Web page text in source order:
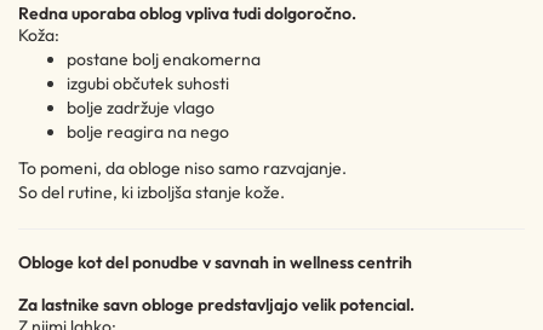
Redna uporaba oblog vpliva tudi dolgoročno.
Koža:
postane bolj enakomerna
izgubi občutek suhosti
bolje zadržuje vlago
bolje reagira na nego
To pomeni, da obloge niso samo razvajanje.
So del rutine, ki izboljša stanje kože.
Obloge kot del ponudbe v savnah in wellness centrih
Za lastnike savn obloge predstavljajo velik potencial.